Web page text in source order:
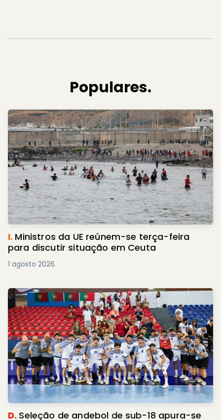
Populares.
I. Ministros da UE reúnem-se terça-feira
para discutir situação em Ceuta
1 agosto 2026
D. Seleção de andebol de sub-18 apura-se